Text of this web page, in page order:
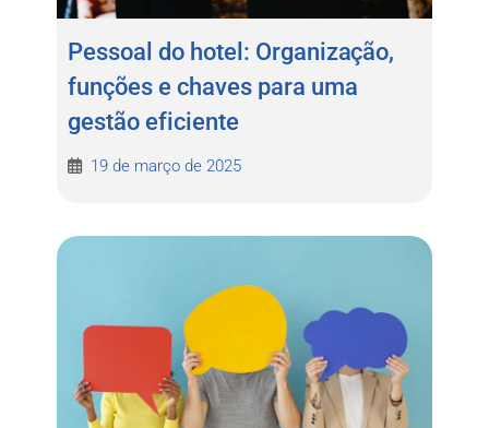
Pessoal do hotel: Organização,
funções e chaves para uma
gestão eficiente
19 de março de 2025